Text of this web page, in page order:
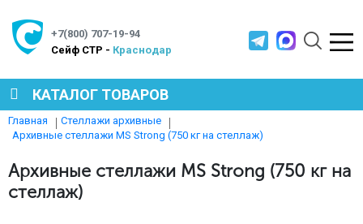
+7(800) 707-19-94
Cейф СТР - Краснодар
КАТАЛОГ ТОВАРОВ
СЕЙФЫ
МЕТАЛЛИЧЕСКАЯ МЕБЕЛЬ
Главная
Стеллажи архивные
Архивные стеллажи MS Strong (750 кг на стеллаж)
Архивные стеллажи MS Strong (750 кг на
стеллаж)